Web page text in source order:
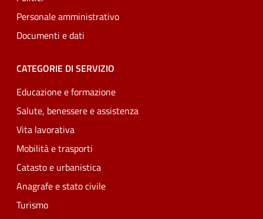
Personale amministrativo
Documenti e dati
CATEGORIE DI SERVIZIO
Educazione e formazione
Salute, benessere e assistenza
Vita lavorativa
Mobilità e trasporti
Catasto e urbanistica
Anagrafe e stato civile
Turismo